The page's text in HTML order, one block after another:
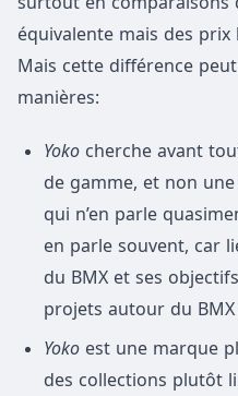
équivalente mais des
Mais cette différence
manières:
Yoko cherche avant
de gamme, et non
qui n’en parle
en parle souvent, car
du BMX et ses
projets autour du
Yoko est une marque
des collections plutôt